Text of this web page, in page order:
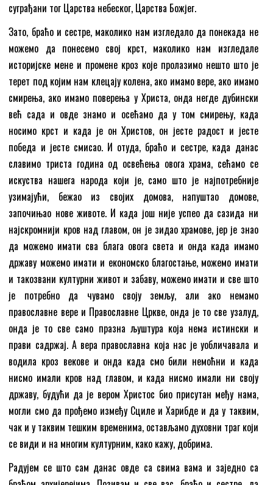
суграђани тог Царства небеског, Царства Божјег.
Зато, браћо и сестре, маколико нам изгледало да понекада не
можемо да понесемо свој крст, маколико нам изгледале
историјске мене и промене кроз које пролазимо нешто што је
терет под којим нам клецају колена, ако имамо вере, ако имамо
смирења, ако имамо поверења у Христа, онда негде дубински
већ сада и овде знамо и осећамо да у том смирењу, када
носимо крст и када је он Христов, он јесте радост и јесте
победа и јесте смисао. И отуда, браћо и сестре, када данас
славимо триста година од освећења овога храма, сећамо се
искуства нашега народа који је, само што је најпотребније
узимајући, бежао из својих домова, напуштао домове,
започињао нове животе. И када још није успео да сазида ни
најскромнији кров над главом, он је зидао храмове, јер је знао
да можемо имати сва блага овога света и онда када имамо
државу можемо имати и економско благостање, можемо имати
и такозвани културни живот и забаву, можемо имати и све што
је потребно да чувамо своју земљу, али ако немамо
православне вере и Православне Цркве, онда је то све узалуд,
онда је то све само празна љуштура која нема истински и
прави садржај. А вера православна која нас је уобличавала и
водила кроз векове и онда када смо били немоћни и када
нисмо имали кров над главом, и када нисмо имали ни своју
државу, будући да је вером Христос био присутан међу нама,
могли смо да прођемо између Сциле и Харибде и да у таквим,
чак и у таквим тешким временима, остављамо духовни траг који
се види и на многим културним, како кажу, добрима.
Радујем се што сам данас овде са свима вама и заједно са